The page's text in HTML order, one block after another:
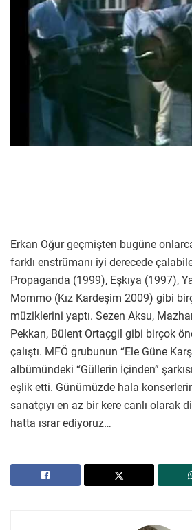
Erkan Oğur geçmişten bugüne
farklı enstrümanı iyi derecede
Propaganda (1999), Eşkıya (1997),
Mommo (Kız Kardeşim 2009) gibi
müziklerini yaptı. Sezen Aksu,
Pekkan, Bülent Ortaçgil gibi birçok
çalıştı. MFÖ grubunun “Ele Güne
albümündeki “Güllerin İçinden”
eşlik etti. Günümüzde hala
sanatçıyı en az bir kere canlı olarak
hatta ısrar ediyoruz…